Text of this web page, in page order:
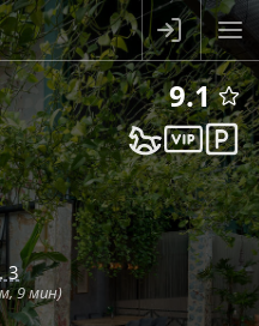
9.1
3
9 мин)